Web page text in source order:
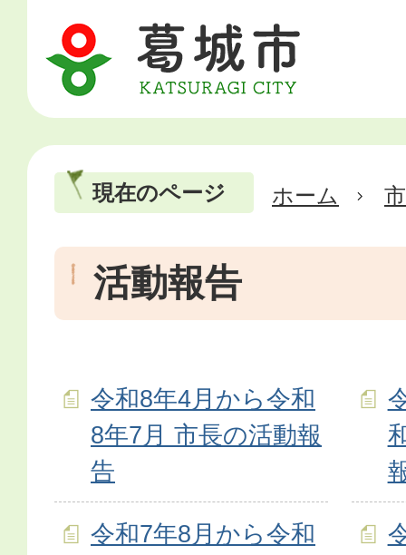
現在のページ ホーム
活動報告
令和8年4月から令和
8年7月 市長の活動報
告
令和7年8月から令和